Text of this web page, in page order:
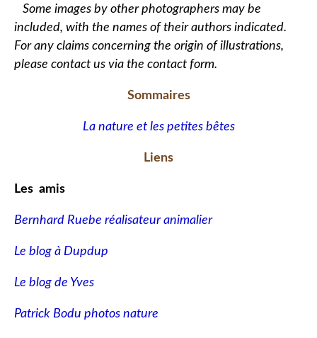
Some images by other photographers may be
included, with the names of their authors indicated.
For any claims concerning the origin of illustrations,
please contact us via the contact form.
Sommaires
La nature et les petites bêtes
Liens
Les amis
Bernhard Ruebe réalisateur animalier
Le blog à Dupdup
Le blog de Yves
Patrick Bodu photos nature